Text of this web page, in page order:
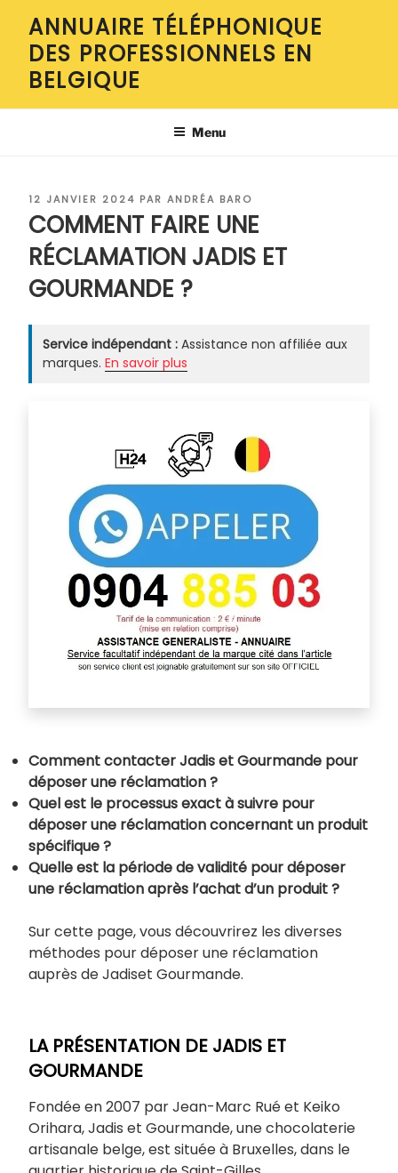
contenu
principal
ANNUAIRE TÉLÉPHONIQUE
DES PROFESSIONNELS EN
BELGIQUE
Menu
PUBLIÉ
LE
12 JANVIER 2024 PAR ANDRÉA BARO
COMMENT FAIRE UNE
RÉCLAMATION JADIS ET
GOURMANDE ?
Service indépendant : Assistance non affiliée aux
marques. En savoir plus
Comment contacter Jadis et Gourmande pour
déposer une réclamation ?
Quel est le processus exact à suivre pour
déposer une réclamation concernant un produit
spécifique ?
Quelle est la période de validité pour déposer
une réclamation après l’achat d’un produit ?
Sur cette page, vous découvrirez les diverses
méthodes pour déposer une réclamation
auprès de Jadiset Gourmande.
LA PRÉSENTATION DE JADIS ET
GOURMANDE
Fondée en 2007 par Jean-Marc Rué et Keiko
Orihara, Jadis et Gourmande, une chocolaterie
artisanale belge, est située à Bruxelles, dans le